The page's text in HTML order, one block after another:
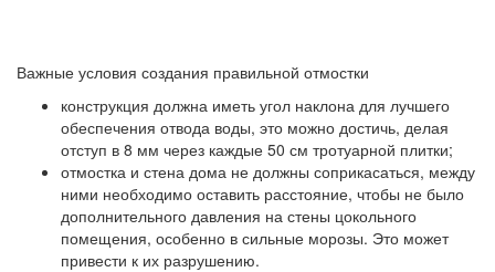
Важные условия создания правильной отмостки
конструкция должна иметь угол наклона для лучшего
обеспечения отвода воды, это можно достичь, делая
отступ в 8 мм через каждые 50 см тротуарной плитки;
отмостка и стена дома не должны соприкасаться, между
ними необходимо оставить расстояние, чтобы не было
дополнительного давления на стены цокольного
помещения, особенно в сильные морозы. Это может
привести к их разрушению.